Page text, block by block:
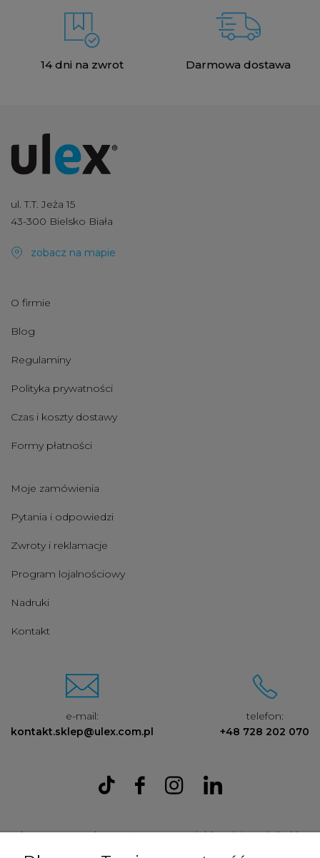
14 dni na zwrot Darmowa dostawa
ul. T.T. Jeża 15
43-300 Bielsko Biała
zobacz na mapie
O firmie
Blog
Regulaminy
Polityka prywatności
Czas i koszty dostawy
Formy płatności
Moje zamówienia
Pytania i odpowiedzi
Zwroty i reklamacje
Program lojalnościowy
Nadruki
Kontakt
e-mail:
kontakt.sklep@ulex.com.pl
telefon:
+48 728 202 070
Ulex Sp. z O.O. , ul. T.T. Jeża 15, 43-300 Bielsko Biała, woj. śląskie,